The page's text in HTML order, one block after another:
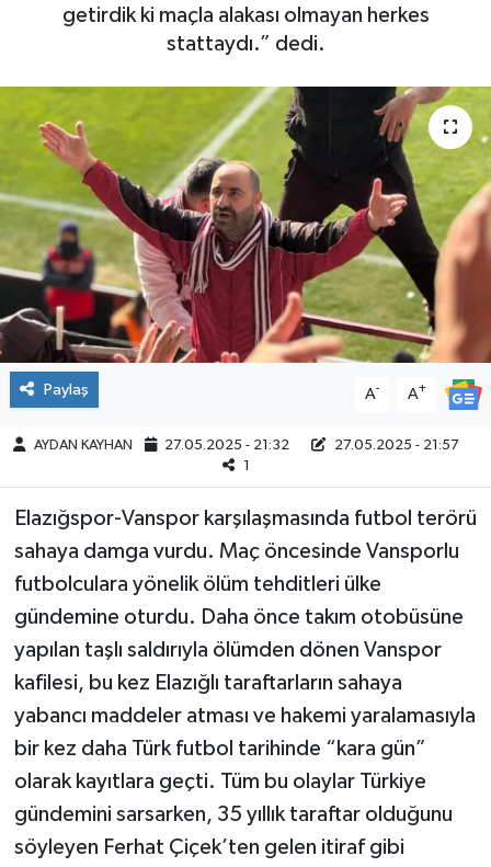
getirdik ki maçla alakası olmayan herkes
stattaydı.” dedi.
Paylaş A- A+
AYDAN KAYHAN 27.05.2025 - 21:32
27.05.2025 - 21:57
Elazığspor-Vanspor karşılaşmasında futbol terörü
sahaya damga vurdu. Maç öncesinde Vansporlu
futbolculara yönelik ölüm tehditleri ülke
gündemine oturdu. Daha önce takım otobüsüne
yapılan taşlı saldırıyla ölümden dönen Vanspor
kafilesi, bu kez Elazığlı taraftarların sahaya
yabancı maddeler atması ve hakemi yaralamasıyla
bir kez daha Türk futbol tarihinde “kara gün”
olarak kayıtlara geçti. Tüm bu olaylar Türkiye
gündemini sarsarken, 35 yıllık taraftar olduğunu
söyleyen Ferhat Çiçek’ten gelen itiraf gibi